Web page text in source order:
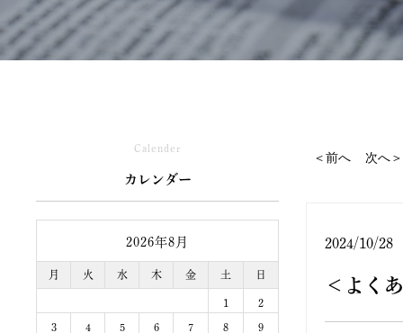
＜前へ 次へ＞
2024/10/28
＜よく
Calender
カレンダー
2026年8月
月 火 水 木 金 土 日
1 2
3 4 5 6 7 8 9